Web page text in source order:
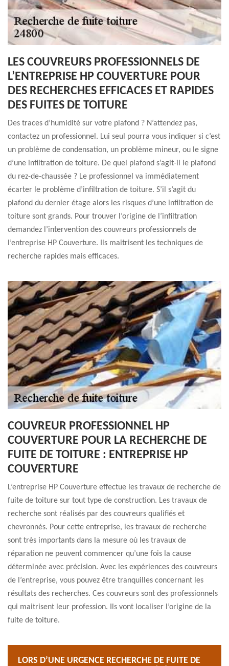
LES COUVREURS PROFESSIONNELS DE
L’ENTREPRISE HP COUVERTURE POUR
DES RECHERCHES EFFICACES ET RAPIDES
DES FUITES DE TOITURE
Des traces d’humidité sur votre plafond ? N’attendez pas,
contactez un professionnel. Lui seul pourra vous indiquer si c’est
un problème de condensation, un problème mineur, ou le signe
d’une infiltration de toiture. De quel plafond s’agit-il le plafond
du rez-de-chaussée ? Le professionnel va immédiatement
écarter le problème d’infiltration de toiture. S’il s’agit du
plafond du dernier étage alors les risques d’une infiltration de
toiture sont grands. Pour trouver l’origine de l’infiltration
demandez l’intervention des couvreurs professionnels de
l’entreprise HP Couverture. Ils maitrisent les techniques de
recherche rapides mais efficaces.
COUVREUR PROFESSIONNEL HP
COUVERTURE POUR LA RECHERCHE DE
FUITE DE TOITURE : ENTREPRISE HP
COUVERTURE
L’entreprise HP Couverture effectue les travaux de recherche de
fuite de toiture sur tout type de construction. Les travaux de
recherche sont réalisés par des couvreurs qualifiés et
chevronnés. Pour cette entreprise, les travaux de recherche
sont très importants dans la mesure où les travaux de
réparation ne peuvent commencer qu’une fois la cause
déterminée avec précision. Avec les expériences des couvreurs
de l’entreprise, vous pouvez être tranquilles concernant les
résultats des recherches. Ces couvreurs sont des professionnels
qui maitrisent leur profession. Ils vont localiser l’origine de la
fuite de toiture.
LORS D’UNE URGENCE RECHERCHE DE FUITE DE